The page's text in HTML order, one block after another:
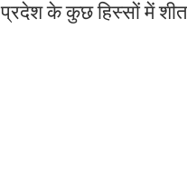
प्रदेश के कुछ हिस्सों में